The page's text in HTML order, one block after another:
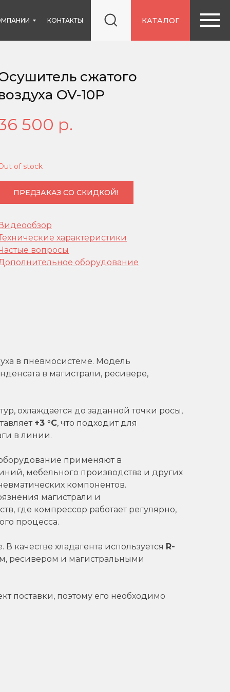
КОНТАКТЫ КАТАЛОГ
сжатого
OV-10P
500 р.
of stock
ПРЕДЗАКАЗ СО СКИДКОЙ!
характеристики
вопросы
оборудование
в пневмосистеме. Модель
в магистрали, ресивере,
охлаждается до заданной точки росы,
+3 °C, что подходит для
в линии.
применяют в
мебельного производства и других
компонентов.
магистрали и
где компрессор работает регулярно,
процесса.
качестве хладагента используется R-
ресивером и магистральными
поставки, поэтому его необходимо